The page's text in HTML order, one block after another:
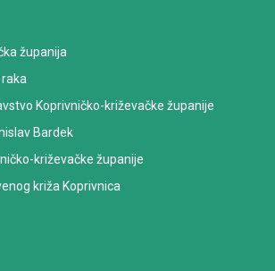
županija
Koprivničko-križevačke županije
Bardek
križevačke županije
križa Koprivnica